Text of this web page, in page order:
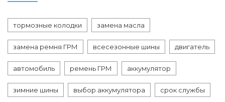
тормозные колодки замена масла
замена ремня ГРМ всесезонные шины двигатель
автомобиль ремень ГРМ аккумулятор
зимние шины выбор аккумулятора срок службы